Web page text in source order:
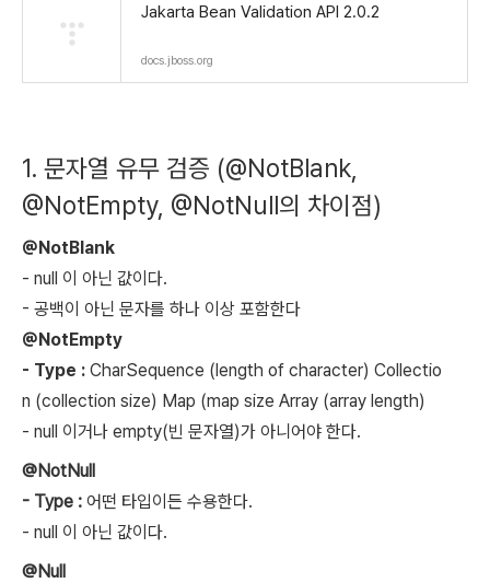
Jakarta Bean Validation API 2.0.2
docs.jboss.org
1. 문자열 유무 검증 (@NotBlank,
@NotEmpty, @NotNull의 차이점)
@NotBlank
- null 이 아닌 값이다.
- 공백이 아닌 문자를 하나 이상 포함한다
@NotEmpty
- Type : CharSequence (length of character) Collectio
n (collection size) Map (map size Array (array length)
- null 이거나 empty(빈 문자열)가 아니어야 한다.
@NotNull
- Type : 어떤 타입이든 수용한다.
- null 이 아닌 값이다.
@Null